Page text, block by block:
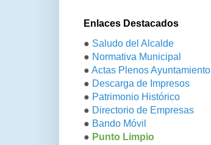
Enlaces Destacados
● Saludo del Alcalde
● Normativa Municipal
● Actas Plenos Ayuntamiento
● Descarga de Impresos
● Patrimonio Histórico
● Directorio de Empresas
● Bando Móvil
● Punto Limpio